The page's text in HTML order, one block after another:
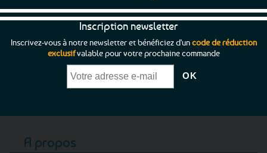
Inscription newsletter
Inscrivez-vous à notre newsletter et bénéficiez d'uncode de réduction
exclusifvalable pour votre prochaine commande
A propos